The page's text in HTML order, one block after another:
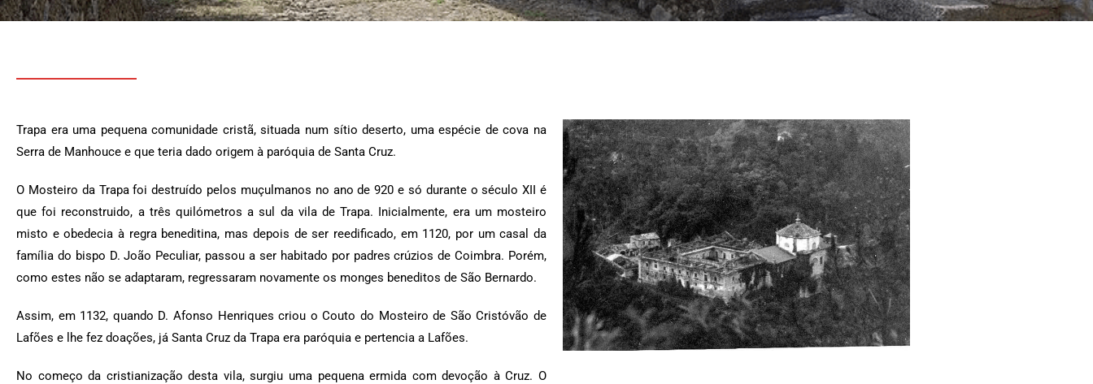
Trapa era uma pequena comunidade cristã, situada num sítio deserto, uma espécie de cova na
Serra de Manhouce e que teria dado origem à paróquia de Santa Cruz.
O Mosteiro da Trapa foi destruído pelos muçulmanos no ano de 920 e só durante o século XII é
que foi reconstruido, a três quilómetros a sul da vila de Trapa. Inicialmente, era um mosteiro
misto e obedecia à regra beneditina, mas depois de ser reedificado, em 1120, por um casal da
família do bispo D. João Peculiar, passou a ser habitado por padres crúzios de Coimbra. Porém,
como estes não se adaptaram, regressaram novamente os monges beneditos de São Bernardo.
Assim, em 1132, quando D. Afonso Henriques criou o Couto do Mosteiro de São Cristóvão de
Lafões e lhe fez doações, já Santa Cruz da Trapa era paróquia e pertencia a Lafões.
No começo da cristianização desta vila, surgiu uma pequena ermida com devoção à Cruz. O